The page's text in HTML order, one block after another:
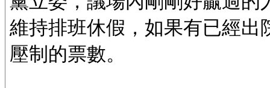
維持排班休假，如果有已經
壓制的票數。